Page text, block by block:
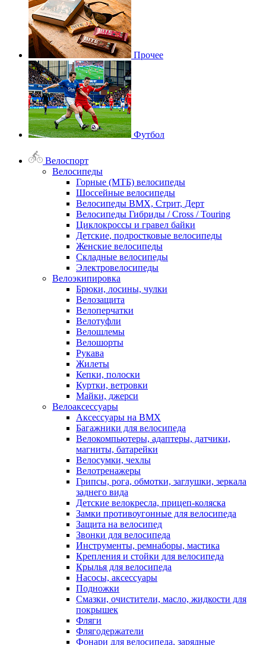
Прочее
Футбол
Велоспорт
Велосипеды
Горные (МТБ) велосипеды
Шоссейные велосипеды
Велосипеды BMX, Стрит, Дерт
Велосипеды Гибриды / Cross / Touring
Циклокроссы и гравел байки
Детские, подростковые велосипеды
Женские велосипеды
Складные велосипеды
Электровелосипеды
Велоэкипировка
Брюки, лосины, чулки
Велозащита
Велоперчатки
Велотуфли
Велошлемы
Велошорты
Рукава
Жилеты
Кепки, полоски
Куртки, ветровки
Майки, джерси
Велоаксессуары
Аксессуары на BMX
Багажники для велосипеда
Велокомпьютеры, адаптеры, датчики,
магниты, батарейки
Велосумки, чехлы
Велотренажеры
Грипсы, рога, обмотки, заглушки, зеркала
заднего вида
Детские велокресла, прицеп-коляска
Замки противоугонные для велосипеда
Защита на велосипед
Звонки для велосипеда
Инструменты, ремнаборы, мастика
Крепления и стойки для велосипеда
Крылья для велосипеда
Насосы, аксессуары
Подножки
Смазки, очистители, масло, жидкости для
покрышек
Фляги
Флягодержатели
Фонари для велосипеда, зарядные